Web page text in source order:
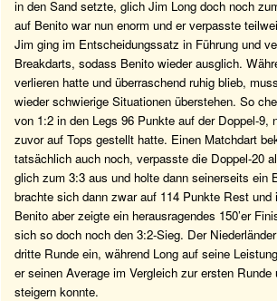
in den Sand setzte, glich Jim Long doch noch
auf Benito war nun enorm und er verpasste
Jim ging im Entscheidungssatz in Führung und
Breakdarts, sodass Benito wieder ausglich.
verlieren hatte und überraschend ruhig blieb,
wieder schwierige Situationen überstehen. So
von 1:2 in den Legs 96 Punkte auf der Doppel-9,
zuvor auf Tops gestellt hatte. Einen Matchdart
tatsächlich auch noch, verpasste die Doppel-20
glich zum 3:3 aus und holte dann seinerseits ein
brachte sich dann zwar auf 114 Punkte Rest und
Benito aber zeigte ein herausragendes 150’er
sich so doch noch den 3:2-Sieg. Der
dritte Runde ein, während Long auf seine
er seinen Average im Vergleich zur ersten
steigern konnte.